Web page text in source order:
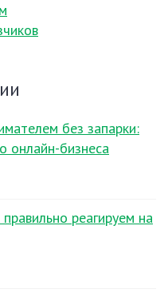
без запарки:
онлайн-бизнеса
реагируем на